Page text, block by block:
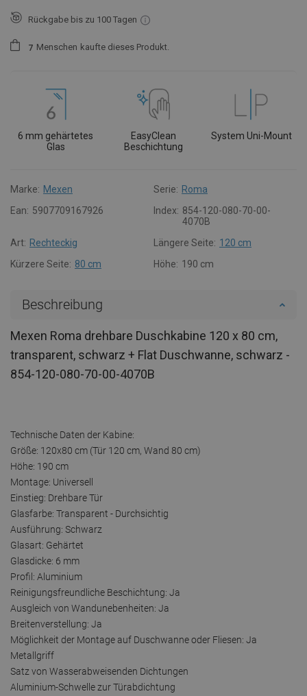
Rückgabe bis zu 100 Tagen
7 Menschen kaufte dieses Produkt.
6 mm gehärtetes
Glas
EasyClean
Beschichtung
System Uni-Mount
Marke: Mexen Serie: Roma
Ean: 5907709167926 Index: 854-120-080-70-00-
4070B
Art: Rechteckig Längere Seite: 120 cm
Kürzere Seite: 80 cm Höhe: 190 cm
Beschreibung
Mexen Roma drehbare Duschkabine 120 x 80 cm,
transparent, schwarz + Flat Duschwanne, schwarz -
854-120-080-70-00-4070B
Technische Daten der Kabine:
Größe: 120x80 cm (Tür 120 cm, Wand 80 cm)
Höhe: 190 cm
Montage: Universell
Einstieg: Drehbare Tür
Glasfarbe: Transparent - Durchsichtig
Ausführung: Schwarz
Glasart: Gehärtet
Glasdicke: 6 mm
Profil: Aluminium
Reinigungsfreundliche Beschichtung: Ja
Ausgleich von Wandunebenheiten: Ja
Breitenverstellung: Ja
Möglichkeit der Montage auf Duschwanne oder Fliesen: Ja
Metallgriff
Satz von Wasserabweisenden Dichtungen
Aluminium-Schwelle zur Türabdichtung